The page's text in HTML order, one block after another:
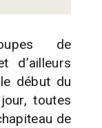
de
d’ailleurs
début du
toutes
de